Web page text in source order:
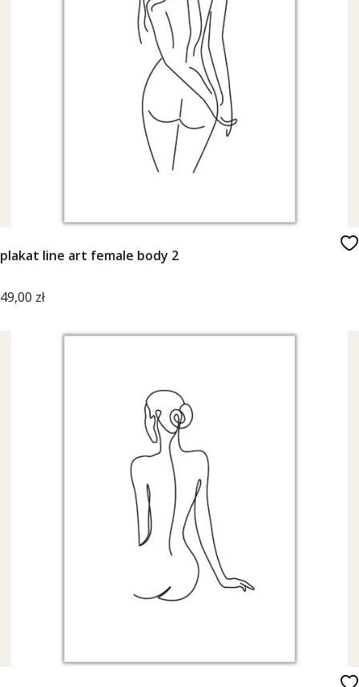
plakat line art female body 2
Cena
49,00 zł